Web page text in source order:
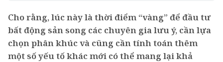
Cho rằng, lúc này là thời điểm “vàng” để đầu tư
bất động sản song các chuyên gia lưu ý, cần lựa
chọn phân khúc và cũng cần tính toán thêm
một số yếu tố khác mới có thể mang lại khả